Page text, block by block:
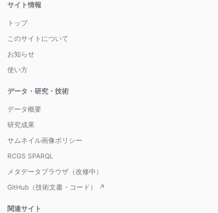
サイト情報
トップ
このサイトについて
お知らせ
使い方
データ・研究・技術
データ概要
研究成果
サムネイル画像ポリシー
RCGS SPARQL
メタデータブラウザ（改修中）
GitHub（技術文書・コード） ↗
関連サイト